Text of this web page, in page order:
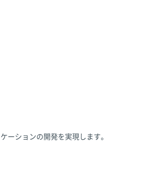
ーションの開発を実現します。